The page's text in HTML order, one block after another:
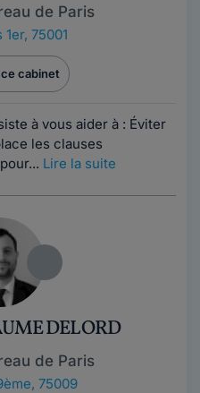
de Paris
1er, 75001
cabinet
à vous aider à : Éviter
les clauses
Lire la suite
DELORD
de Paris
75009